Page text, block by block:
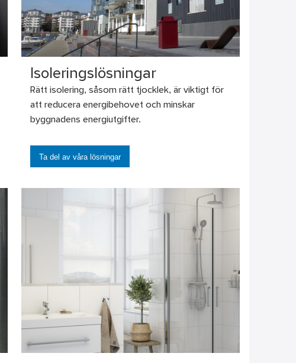
Isoleringslösningar
Rätt isolering, såsom rätt tjocklek, är viktigt för
att reducera energibehovet och minskar
byggnadens energiutgifter.
Ta del av våra lösningar